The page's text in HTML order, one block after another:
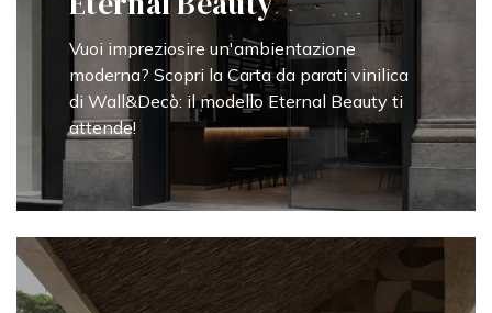
Vuoi impreziosire un'ambientazione
moderna? Scopri la Carta da parati vinilica
di Wall&Decò: il modello Eternal Beauty ti
attende!